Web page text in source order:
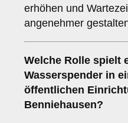
erhöhen und
angenehmer
Welche Rolle spielt
Wasserspender in
öffentlichen
Benniehausen?